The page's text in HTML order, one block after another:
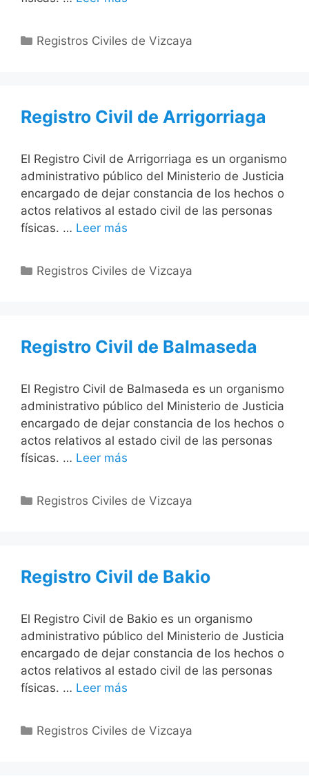
Categorías
Registros Civiles de Vizcaya
Registro Civil de Arrigorriaga
El Registro Civil de Arrigorriaga es un organismo
administrativo público del Ministerio de Justicia
encargado de dejar constancia de los hechos o
actos relativos al estado civil de las personas
físicas. … Leer más
Categorías
Registros Civiles de Vizcaya
Registro Civil de Balmaseda
El Registro Civil de Balmaseda es un organismo
administrativo público del Ministerio de Justicia
encargado de dejar constancia de los hechos o
actos relativos al estado civil de las personas
físicas. … Leer más
Categorías
Registros Civiles de Vizcaya
Registro Civil de Bakio
El Registro Civil de Bakio es un organismo
administrativo público del Ministerio de Justicia
encargado de dejar constancia de los hechos o
actos relativos al estado civil de las personas
físicas. … Leer más
Categorías
Registros Civiles de Vizcaya